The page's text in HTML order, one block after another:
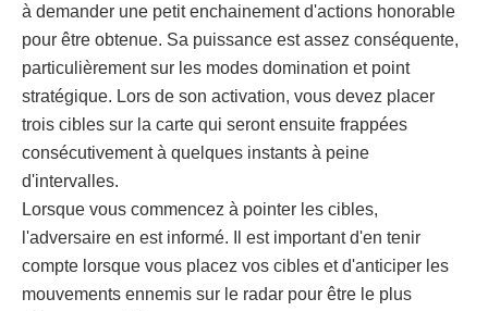
à demander une petit enchainement d'actions honorable
pour être obtenue. Sa puissance est assez conséquente,
particulièrement sur les modes domination et point
stratégique. Lors de son activation, vous devez placer
trois cibles sur la carte qui seront ensuite frappées
consécutivement à quelques instants à peine
d'intervalles.
Lorsque vous commencez à pointer les cibles,
l'adversaire en est informé. Il est important d'en tenir
compte lorsque vous placez vos cibles et d'anticiper les
mouvements ennemis sur le radar pour être le plus